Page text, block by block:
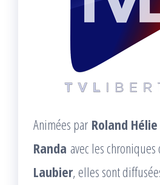
Animées par Roland Hélie
Randa avec les chroniques
Laubier, elles sont